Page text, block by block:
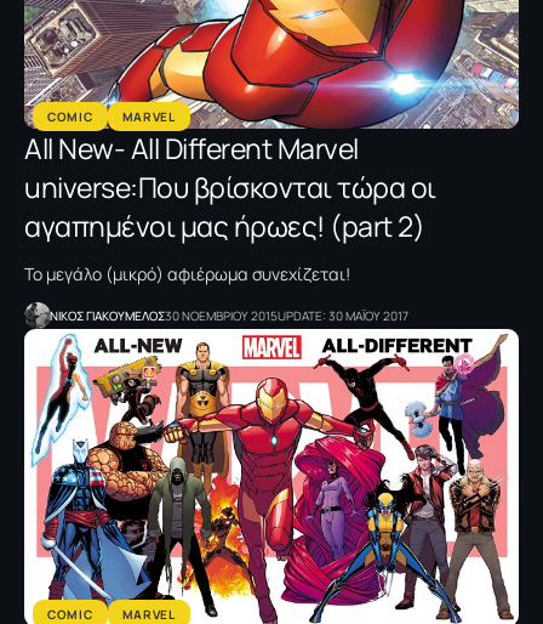
COMIC MARVEL
All New- All Different Marvel
universe:Που βρίσκονται τώρα οι
αγαπημένοι μας ήρωες! (part 2)
Το μεγάλο (μικρό) αφιέρωμα συνεχίζεται!
NΙΚΟΣ ΓΙΑΚΟΥΜΕΛΟΣ30 ΝΟΕΜΒΡΙΟΥ 2015UPDATE: 30 ΜΑΪΟΥ 2017
COMIC MARVEL